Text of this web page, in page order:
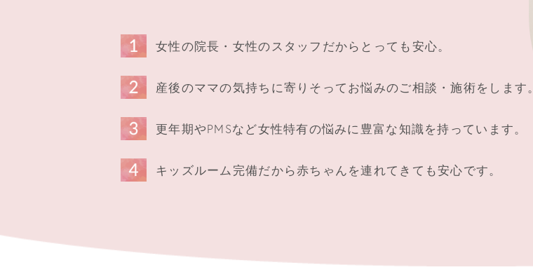
女性の院長・女性のスタッフだからとっても安心。
産後のママの気持ちに寄りそってお悩みのご相談・施術をします。
更年期やPMSなど女性特有の悩みに豊富な知識を持っています。
キッズルーム完備だから赤ちゃんを連れてきても安心です。